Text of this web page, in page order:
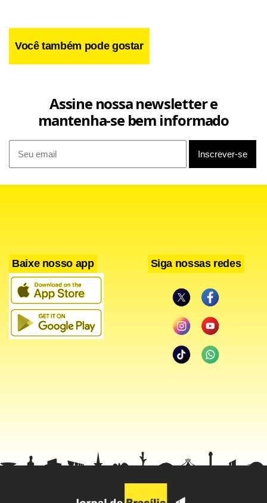
Você também pode gostar
Assine nossa newsletter e
mantenha-se bem informado
Baixe nosso app Siga nossas redes